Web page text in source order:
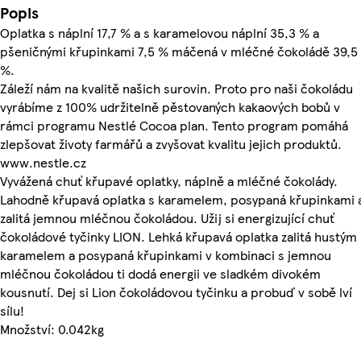
Popis
Oplatka s náplní 17,7 % a s karamelovou náplní 35,3 % a
pšeničnými křupinkami 7,5 % máčená v mléčné čokoládě 39,5
%.
Záleží nám na kvalitě našich surovin. Proto pro naši čokoládu
vyrábíme z 100% udržitelně pěstovaných kakaových bobů v
rámci programu Nestlé Cocoa plan. Tento program pomáhá
zlepšovat životy farmářů a zvyšovat kvalitu jejich produktů.
www.nestle.cz
Vyvážená chuť křupavé oplatky, náplně a mléčné čokolády.
Lahodně křupavá oplatka s karamelem, posypaná křupinkami
zalitá jemnou mléčnou čokoládou. Užij si energizující chuť
čokoládové tyčinky LION. Lehká křupavá oplatka zalitá hustým
karamelem a posypaná křupinkami v kombinaci s jemnou
mléčnou čokoládou ti dodá energii ve sladkém divokém
kousnutí. Dej si Lion čokoládovou tyčinku a probuď v sobě lví
sílu!
Množství: 0.042kg